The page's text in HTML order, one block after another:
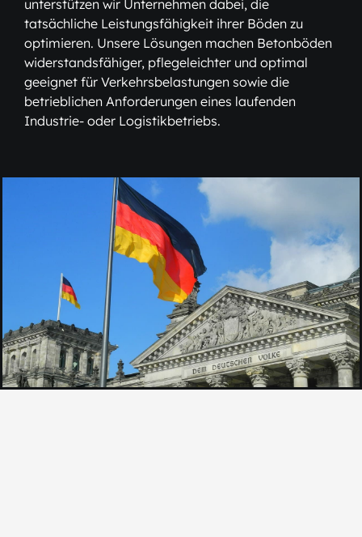
unterstützen wir Unternehmen dabei, die
tatsächliche Leistungsfähigkeit ihrer Böden zu
optimieren. Unsere Lösungen machen Betonböden
widerstandsfähiger, pflegeleichter und optimal
geeignet für Verkehrsbelastungen sowie die
betrieblichen Anforderungen eines laufenden
Industrie- oder Logistikbetriebs.